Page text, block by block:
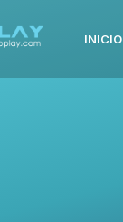
INICIO